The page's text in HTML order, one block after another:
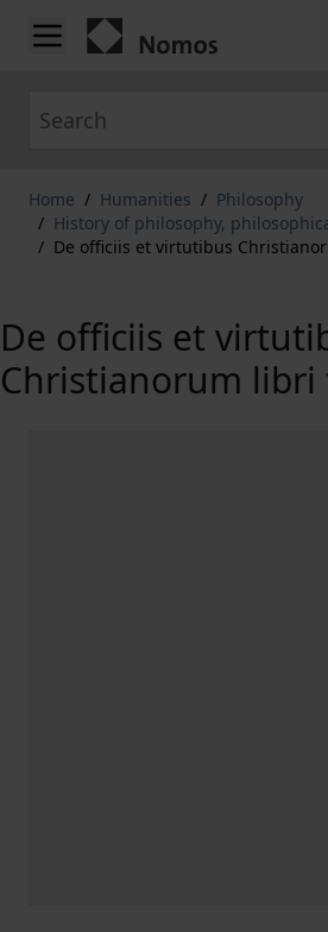
Skip to Content
Home / Humanities / Philosophy
/ History of philosophy,
/ De officiis et virtutibus
De officiis et
Christianorum libri